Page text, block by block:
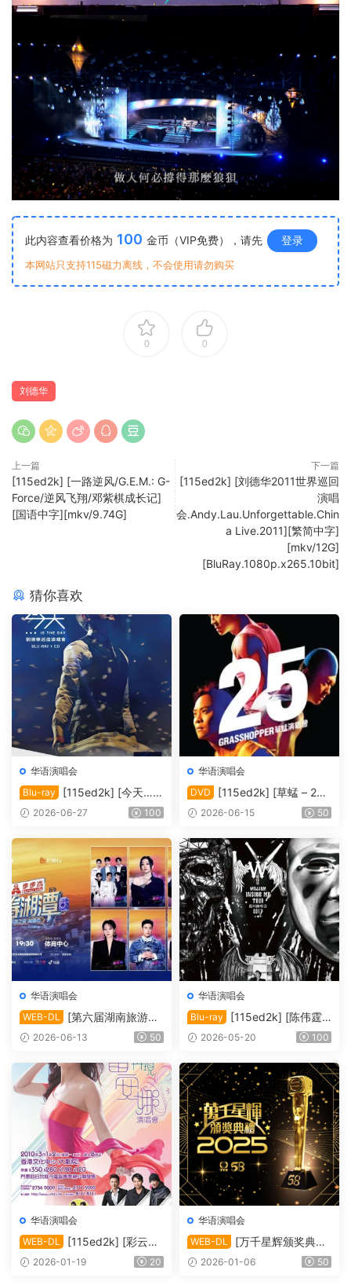
此内容查看价格为 100 金币（VIP免费），请先 登录
本网站只支持115磁力离线，不会使用请勿购买
0 0
刘德华
上一篇
[115ed2k] [一路逆风/G.E.M.: G-
Force/逆风飞翔/邓紫棋成长记]
[国语中字][mkv/9.74G]
下一篇
[115ed2k] [刘德华2011世界巡回
演唱
会.Andy.Lau.Unforgettable.Chin
a Live.2011][繁简中字]
[mkv/12G]
[BluRay.1080p.x265.10bit]
猜你喜欢
华语演唱会
Blu-ray
[115ed2k] [今天…is
the Day 刘德华巡回演唱会]
MA5.1][ISO/42.00 GiB]
2026-06-27 100
华语演唱会
DVD
[115ed2k] [草蜢 – 25
周年演唱会2010 Karaoke][IS
2026-06-15 50
华语演唱会
WEB-DL
[第六届湖南旅游发
展大会·青春湘潭演唱会][108
HBO][TS/20.33 GiB]
2026-06-13 50
华语演唱会
Blu-ray
[115ed2k] [陈伟霆“I
nside Me”巡回演唱会][Blura
1][ISO/63.91 GiB]
2026-05-20 100
华语演唱会
WEB-DL
[115ed2k] [彩云再
现雷安娜演唱会][1080i.HDT
2026-01-19 20
华语演唱会
WEB-DL
[万千星辉颁奖典礼
2025][1080i.HDTV.H264.D
2026-01-06 50